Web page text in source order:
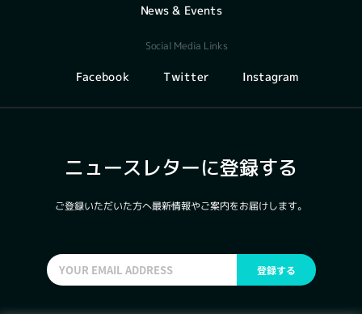
News & Events
Social Media Links
Facebook Twitter Instagram
ニュースレターに登録する
ご登録いただいた方へ最新情報やご案内をお届けします。
登録する